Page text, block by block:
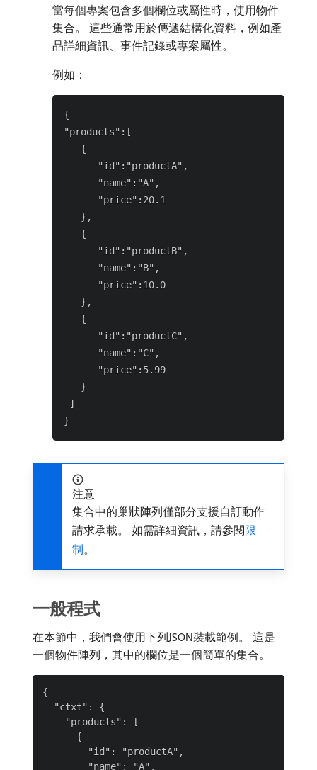
當每個專案包含多個欄位或屬性時，使用物件
集合。 這些通常用於傳遞結構化資料，例如產
品詳細資訊、事件記錄或專案屬性。
例如：
{
"products":[
   {
      "id":"productA",
      "name":"A",
      "price":20.1
   },
   {
      "id":"productB",
      "name":"B",
      "price":10.0
   },
   {
      "id":"productC",
      "name":"C",
      "price":5.99
   }
]
注意
集合中的巢狀陣列僅部分支援自訂動作
請求承載。 如需詳細資訊，請參閱限
制。
一般程式
在本節中，我們會使用下列JSON裝載範例。 這是
一個物件陣列，其中的欄位是一個簡單的集合。
{
  "ctxt": {
    "products": [
      {
        "id": "productA",
        "name": "A",